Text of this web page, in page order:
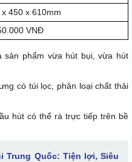
450 x 610mm
VNĐ
sản phẩm vừa hút bụi, vừa hút
có túi lọc, phân loại chất thải
hút có thể rà trực tiếp trên bề
Trung Quốc: Tiện lợi, Siêu